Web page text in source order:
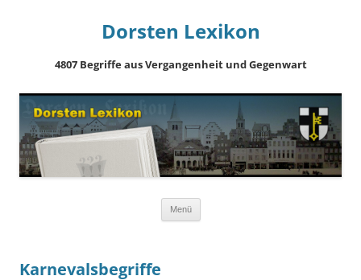
Dorsten Lexikon
4807 Begriffe aus Vergangenheit und Gegenwart
Menü
Karnevalsbegriffe